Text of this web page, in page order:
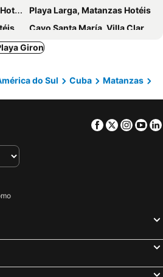
Playa Larga, Matanzas Hotéis
Cayo Santa María, Villa Clara Hotéis
Trinidad, Sancti Spiritus Hotéis
Giron
do Sul Cuba
Matanzas
Facebook
Twitter